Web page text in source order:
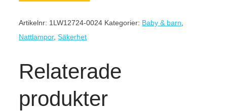
Artikelnr: 1LW12724-0024 Kategorier: Baby & barn
Nattlampor,Säkerhet
Relaterade
produkter